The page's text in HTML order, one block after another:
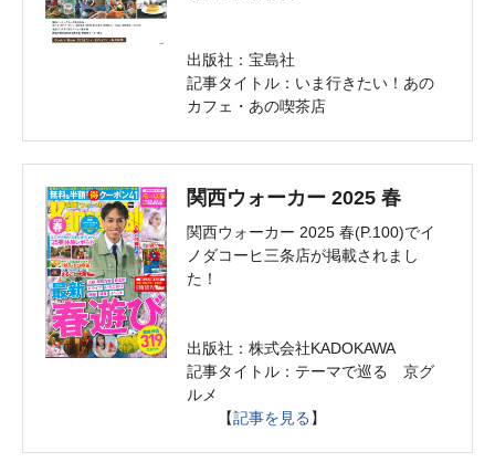
出版社：宝島社
記事タイトル：いま行きたい！あの
カフェ・あの喫茶店
関西ウォーカー 2025 春
関西ウォーカー 2025 春(P.100)でイ
ノダコーヒ三条店が掲載されまし
た！
出版社：株式会社KADOKAWA
記事タイトル：テーマで巡る 京グ
ルメ
【記事を見る 】